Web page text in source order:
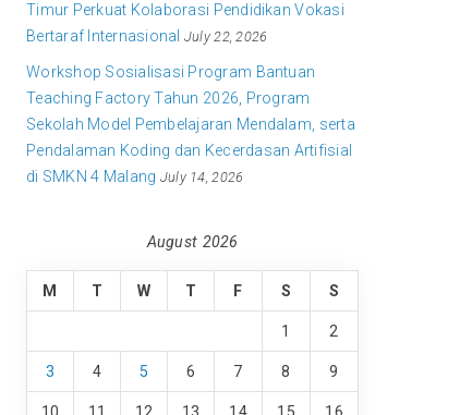
Timur Perkuat Kolaborasi Pendidikan Vokasi
Bertaraf Internasional July 22, 2026
Workshop Sosialisasi Program Bantuan
Teaching Factory Tahun 2026, Program
Sekolah Model Pembelajaran Mendalam, serta
Pendalaman Koding dan Kecerdasan Artifisial
di SMKN 4 Malang July 14, 2026
August 2026
M T W T F S S
1 2
3 4 5 6 7 8 9
10 11 12 13 14 15 16